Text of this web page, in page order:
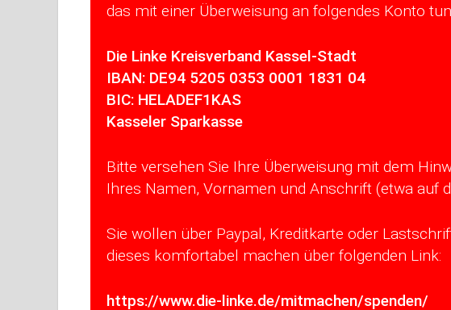
das mit einer Überweisung an folgendes Konto
Die Linke Kreisverband Kassel-Stadt
IBAN: DE94 5205 0353 0001 1831 04
BIC: HELADEF1KAS
Kasseler Sparkasse
Bitte versehen Sie Ihre Überweisung mit dem
Ihres Namen, Vornamen und Anschrift (etwa auf
Sie wollen über Paypal, Kreditkarte oder
dieses komfortabel machen über folgenden Link:
https://www.die-linke.de/mitmachen/spenden/